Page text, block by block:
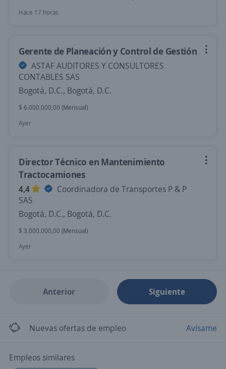
Hace 17 horas
Gerente de Planeación y Control de Gestión
ASTAF AUDITORES Y CONSULTORES
CONTABLES SAS
Bogotá, D.C., Bogotá, D.C.
$ 6.000.000,00 (Mensual)
Ayer
Director Técnico en Mantenimiento
Tractocamiones
4,4
Coordinadora de Transportes P & P
SAS
Bogotá, D.C., Bogotá, D.C.
$ 3.000.000,00 (Mensual)
Ayer
Anterior Siguiente
Nuevas ofertas de empleo Avísame
Empleos similares